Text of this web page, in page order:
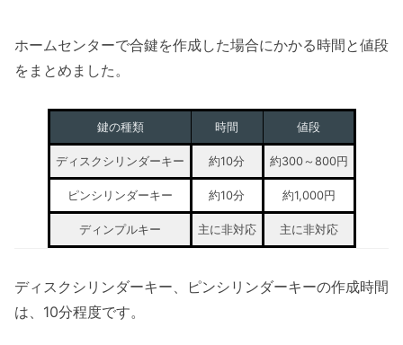
ホームセンターで合鍵を作成した場合にかかる時間と値段
をまとめました。
鍵の種類 時間 値段
ディスクシリンダーキー 約10分 約300～800円
ピンシリンダーキー 約10分 約1,000円
ディンプルキー 主に非対応 主に非対応
ディスクシリンダーキー、ピンシリンダーキーの作成時間
は、10分程度です。